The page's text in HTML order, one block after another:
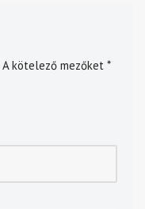
A kötelező mezőket *